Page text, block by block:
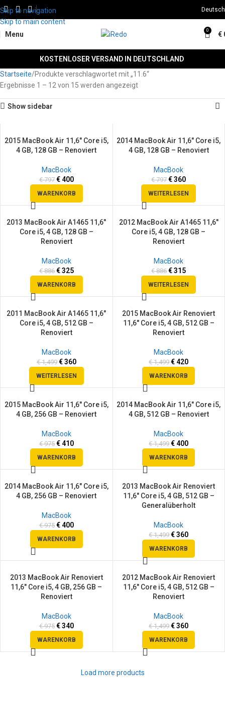
Skip to navigation
Skip to main content
Deutsch
Menu 0 €
KOSTENLOSER VERSAND IN DEUTSCHLAND
Startseite Produkte verschlagwortet mit „11.6“
Ergebnisse 1 – 12 von 15 werden angezeigt
Show sidebar
SALE
2015 MacBook Air 11,6″ Core i5,
4 GB, 128 GB – Renoviert
MacBook
€797 €400
WARENKORB
SALE
2014 MacBook Air 11,6″ Core i5,
4 GB, 128 GB – Renoviert
MacBook
€797 €360
WEITERLESEN
SALE
2013 MacBook Air A1465 11,6″
Core i5, 4 GB, 128 GB –
Renoviert
MacBook
€886 €325
WARENKORB
SALE
2012 MacBook Air A1465 11,6″
Core i5, 4 GB, 128 GB –
Renoviert
MacBook
€886 €315
WEITERLESEN
SALE
2011 MacBook Air A1465 11,6″
Core i5, 4 GB, 512 GB –
Renoviert
MacBook
€1,499 €360
WEITERLESEN
SALE
2015 MacBook Air Renoviert
11,6″ Core i5, 4 GB, 512 GB –
Renoviert
MacBook
€1,499 € 420
WARENKORB
SALE
2015 MacBook Air 11,6″ Core i5,
4 GB, 256 GB – Renoviert
MacBook
€975 €410
WARENKORB
SALE
2014 MacBook Air 11,6″ Core i5,
4 GB, 512 GB – Renoviert
MacBook
€1,499 € 400
WARENKORB
SALE
2014 MacBook Air 11,6″ Core i5,
4 GB, 256 GB – Renoviert
MacBook
€975 €400
WARENKORB
SALE
2013 MacBook Air Renoviert
11,6″ Core i5, 4 GB, 512 GB –
Generalüberholt
MacBook
€1,499 €360
WARENKORB
SALE
2013 MacBook Air Renoviert
11,6″ Core i5, 4 GB, 256 GB –
Renoviert
MacBook
€975 €340
WARENKORB
SALE
2012 MacBook Air Renoviert
11,6″ Core i5, 4 GB, 512 GB –
Renoviert
MacBook
€1,499 €360
WARENKORB
Load more products